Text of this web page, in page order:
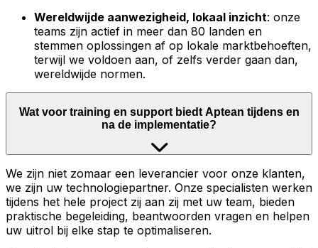
Wereldwijde aanwezigheid, lokaal inzicht: onze
teams zijn actief in meer dan 80 landen en
stemmen oplossingen af op lokale marktbehoeften,
terwijl we voldoen aan, of zelfs verder gaan dan,
wereldwijde normen.
Wat voor training en support biedt Aptean tijdens en
na de implementatie?
We zijn niet zomaar een leverancier voor onze klanten,
we zijn uw technologiepartner. Onze specialisten werken
tijdens het hele project zij aan zij met uw team, bieden
praktische begeleiding, beantwoorden vragen en helpen
uw uitrol bij elke stap te optimaliseren.